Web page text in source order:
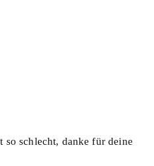
schlecht, danke für deine